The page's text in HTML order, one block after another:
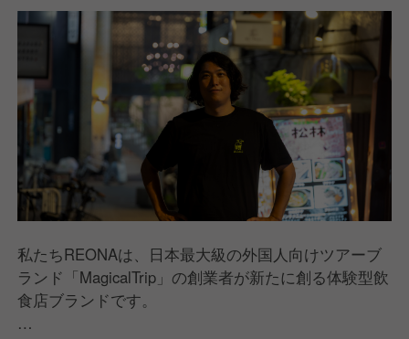
私たちREONAは、日本最大級の外国人向けツアーブ
ランド「MagicalTrip」の創業者が新たに創る体験型飲
食店ブランドです。